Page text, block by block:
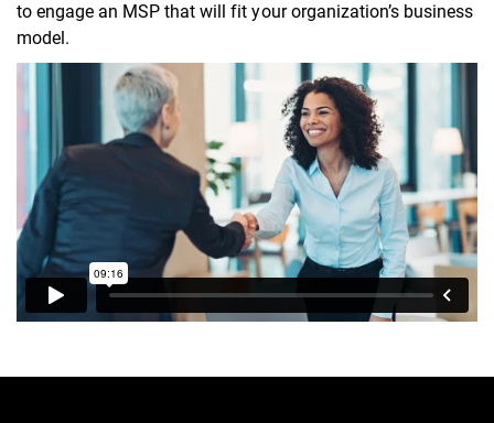
to engage an MSP that will fit your organization’s business
model.